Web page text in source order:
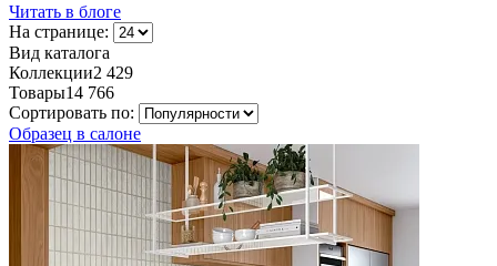
Читать в блоге
На странице:
Вид каталога
Коллекции2 429
Товары14 766
Сортировать по:
Образец в салоне